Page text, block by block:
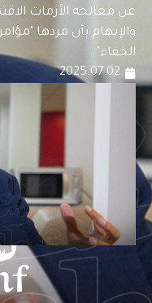
عن معالجة الأزمات
والإيهام بأن مردها
الخفاء" .
2025.07.02